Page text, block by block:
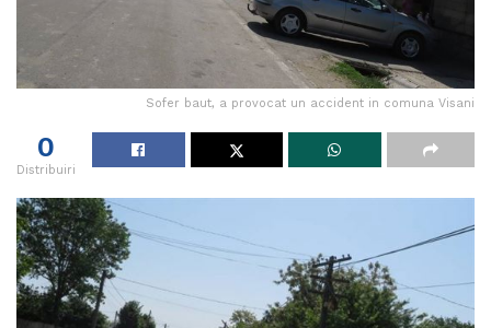
Sofer baut, a provocat un accident in comuna Visani
0
Distribuiri